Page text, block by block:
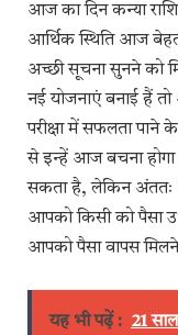
आज का दिन कन्या
आर्थिक स्थिति आज
अच्छी सूचना सुनने को
नई योजनाएं बनाई हैं
परीक्षा में सफलता
से इन्हें आज बचना
सकता है, लेकिन अंततः
आपको किसी को पैसा
आपको पैसा वापस
यह भी पढ़ें : 21